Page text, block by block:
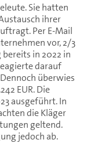
Sie hatten
ihrer
Per E-Mail
vor, 2/3
in 2022 in
darauf
überwies
EUR. Die
ausgeführt. In
die Kläger
geltend.
jedoch ab.